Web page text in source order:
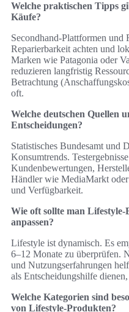
Welche praktischen Tipps
Käufe?
Secondhand-Plattformen
Reparierbarkeit achten und
Marken wie Patagonia oder
reduzieren langfristig
Betrachtung
oft.
Welche deutschen Quellen
Entscheidungen?
Statistisches Bundesamt und
Konsumtrends.
Kundenbewertungen,
Händler wie MediaMarkt
und Verfügbarkeit.
Wie oft sollte man
anpassen?
Lifestyle ist dynamisch. Es
6–12 Monate zu überprüfen.
und Nutzungserfahrungen
als Entscheidungshilfe
Welche Kategorien sind
von Lifestyle-Produkten?